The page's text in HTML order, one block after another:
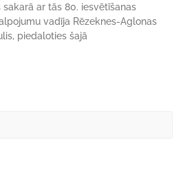
ar tās 80. iesvētīšanas
vadīja Rēzeknes-Aglonas
piedaloties šajā